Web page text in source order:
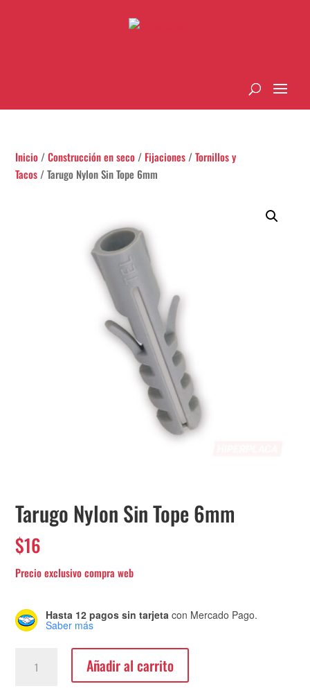
Inicio /Construcción en seco / Fijaciones /Tornillos y
Tacos / Tarugo Nylon Sin Tope 6mm
Tarugo Nylon Sin Tope 6mm
$16
Hasta 12 pagos sin tarjeta con Mercado Pago.
Saber más
Nylon
Añadir al carrito